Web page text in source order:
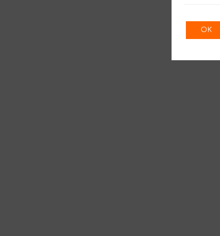
OK